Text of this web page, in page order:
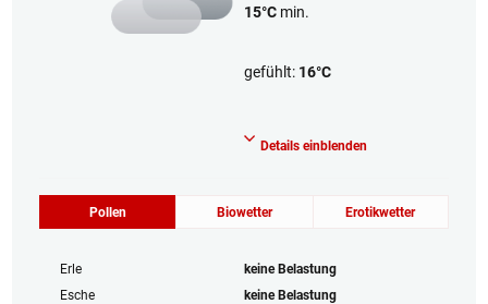
15°C min.
gefühlt: 16°C
Details einblenden
Pollen Biowetter Erotikwetter
Erle
keine Belastung
Esche
keine Belastung